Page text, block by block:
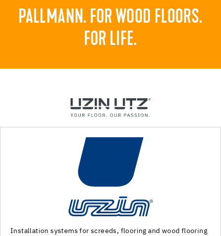
PALLMANN. FOR WOOD FLOORS.
FOR LIFE.
Machinery and special tools for subfloor preparation and